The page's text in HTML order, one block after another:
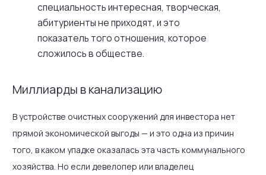
специальность интересная, творческая,
абитуриенты не приходят, и это
показатель того отношения, которое
сложилось в обществе.
Миллиарды в канализацию
В устройстве очистных сооружений для инвестора нет
прямой экономической выгоды — и это одна из причин
того, в каком упадке оказалась эта часть коммунального
хозяйства. Но если девелопер или владелец